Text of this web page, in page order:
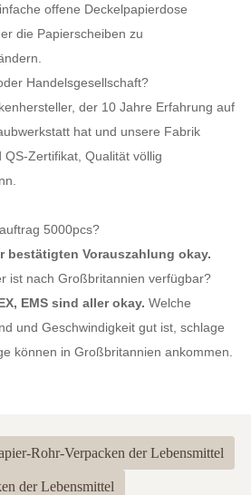
offene Deckelpapierdose
die Papierscheiben zu
Handelsgesellschaft?
der 10 Jahre Erfahrung auf
hat und unsere Fabrik
Zertifikat, Qualität völlig
5000pcs?
bestätigten Vorauszahlung okay.
ist nach Großbritannien verfügbar?
EMS sind aller okay. Welche
und Geschwindigkeit gut ist, schlage
können in Großbritannien ankommen.
Rohr-Verpacken der Lebensmittel
der Lebensmittel